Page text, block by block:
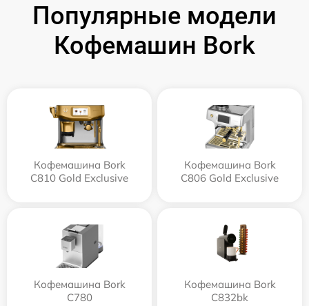
Популярные модели
Кофемашин Bork
Кофемашина Bork
C810 Gold Exclusive
Кофемашина Bork
C806 Gold Exclusive
Кофемашина Bork
C780
Кофемашина Bork
C832bk